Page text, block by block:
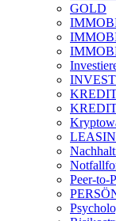
GOLD
Peer-to-